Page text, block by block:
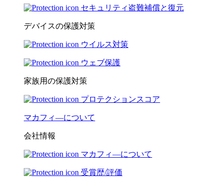
セキュリティ盗難補償と復元
デバイスの保護対策
ウイルス対策
ウェブ保護
家族用の保護対策
プロテクションスコア
マカフィ―について
会社情報
マカフィ―について
受賞歴/評価